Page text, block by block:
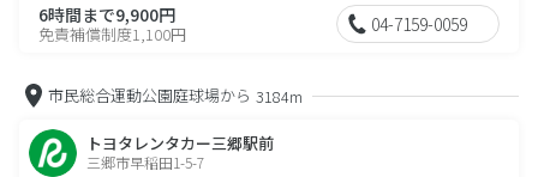
6時間まで9,900円
免責補償制度1,100円 04-7159-0059
市民総合運動公園庭球場から 3184m
トヨタレンタカー三郷駅前
三郷市早稲田1-5-7